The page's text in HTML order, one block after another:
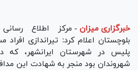
خبرگزاری میزان - مرکز اطلاع
بلوچستان اعلام کرد: تیراندازی افراد
پلیس در شهرستان ایرانشهر، که
شهروندان بود منجر به شهادت این